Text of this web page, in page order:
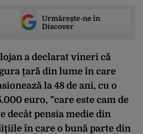
Urmărește-ne în
Discover
a declarat vineri că
țară din lume în care
la 48 de ani, cu o
euro, ”care este cam de
decât pensia medie din
în care o bună parte din